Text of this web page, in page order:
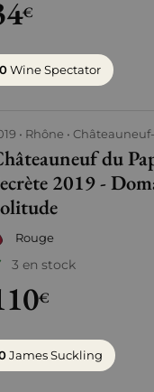
€
Wine Spectator
Rhône
du
2019 -
Rouge
3 en stock
€
James Suckling